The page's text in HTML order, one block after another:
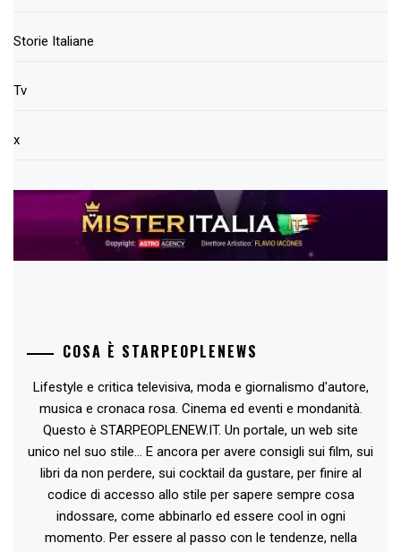
Storie Italiane
Tv
x
COSA È STARPEOPLENEWS
Lifestyle e critica televisiva, moda e giornalismo d'autore,
musica e cronaca rosa. Cinema ed eventi e mondanità.
Questo è STARPEOPLENEW.IT. Un portale, un web site
unico nel suo stile... E ancora per avere consigli sui film, sui
libri da non perdere, sui cocktail da gustare, per finire al
codice di accesso allo stile per sapere sempre cosa
indossare, come abbinarlo ed essere cool in ogni
momento. Per essere al passo con le tendenze, nella